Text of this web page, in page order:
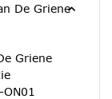
De Griene
Griene